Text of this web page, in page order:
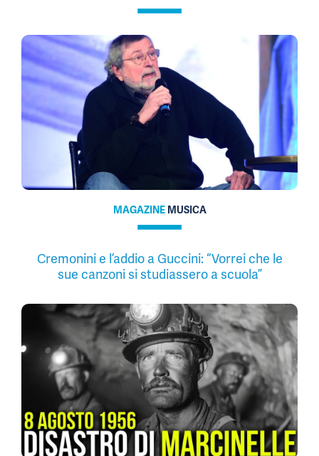
MAGAZINE MUSICA
Cremonini e l’addio a Guccini: “Vorrei che le
sue canzoni si studiassero a scuola”